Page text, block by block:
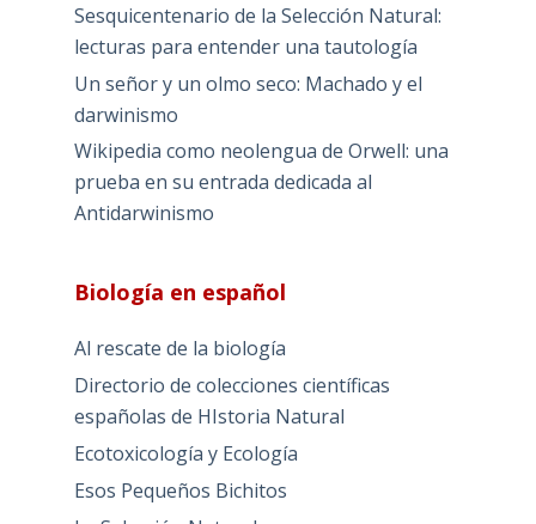
Sesquicentenario de la Selección Natural:
lecturas para entender una tautología
Un señor y un olmo seco: Machado y el
darwinismo
Wikipedia como neolengua de Orwell: una
prueba en su entrada dedicada al
Antidarwinismo
Biología en español
Al rescate de la biología
Directorio de colecciones científicas
españolas de HIstoria Natural
Ecotoxicología y Ecología
Esos Pequeños Bichitos